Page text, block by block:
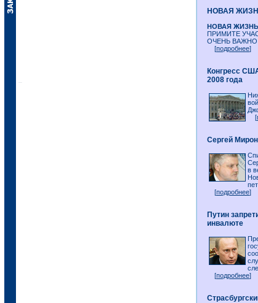
НОВАЯ
НОВАЯ ЖИЗНЬ
ПРИМИТЕ
ОЧЕНЬ
[подробнее]
Конгресс
2008 года
[
Сергей
в
[подробнее]
Путин
инвалюте
[подробнее]